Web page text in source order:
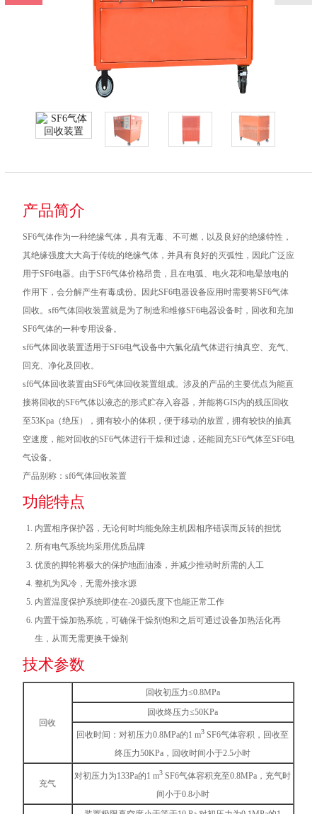
产品简介
SF6气体作为一种绝缘气体，具有无毒、不可燃，以及良好的绝缘特性，
其绝缘强度大大高于传统的绝缘气体，并具有良好的灭弧性，因此广泛应
用于SF6电器。由于SF6气体价格昂贵，且在电弧、电火花和电晕放电的
作用下，会分解产生有毒成份。因此SF6电器设备应用时需要将SF6气体
回收。sf6气体回收装置就是为了制造和维修SF6电器设备时，回收和充加
SF6气体的一种专用设备。
sf6气体回收装置适用于SF6电气设备中六氟化硫气体进行抽真空、充气、
回充、净化及回收。
sf6气体回收装置由SF6气体回收装置组成。涉及的产品的主要优点为能直
接将回收的SF6气体以液态的形式贮存入容器，并能将GIS内的残压回收
至53Kpa（绝压），拥有较小的体积，便于移动的放置，拥有较快的抽真
空速度，能对回收的SF6气体进行干燥和过滤，还能回充SF6气体至SF6电
气设备。
产品别称：sf6气体回收装置
功能特点
内置相序保护器，无论何时均能免除主机因相序错误而反转的担忧
所有电气系统均采用优质品牌
优质的脚轮将极大的保护地面油漆，并减少推动时所需的人工
整机为风冷，无需外接水源
内置温度保护系统即使在-20摄氏度下也能正常工作
内置干燥加热系统，可确保干燥剂饱和之后可通过设备加热活化再
生，从而无需更换干燥剂
技术参数
回收
回收初压力≤0.8MPa
回收终压力≤50KPa
回收时间：对初压力0.8MPa的1 m3 SF6气体容积，回收至
终压力50KPa，回收时间小于2.5小时
充气
对初压力为133Pa的1 m3 SF6气体容积充至0.8MPa，充气时
间小于0.8小时